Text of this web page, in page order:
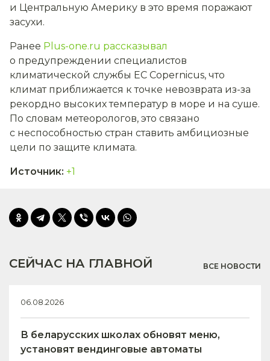
и Центральную Америку в это время поражают
засухи.
Ранее Plus-one.ru рассказывал
о предупреждении специалистов
климатической службы ЕС Copernicus, что
климат приближается к точке невозврата из-за
рекордно высоких температур в море и на суше.
По словам метеорологов, это связано
с неспособностью стран ставить амбициозные
цели по защите климата.
Источник: +1
СЕЙЧАС НА ГЛАВНОЙ ВСЕ НОВОСТИ
06.08.2026
В беларусских школах обновят меню,
установят вендинговые автоматы